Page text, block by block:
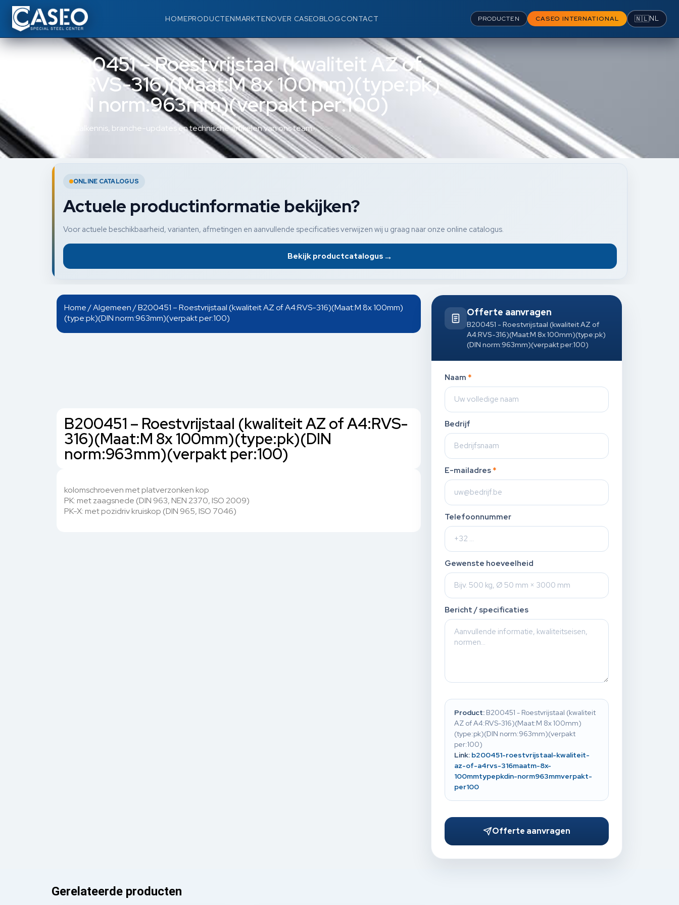
HOMEPRODUCTENMARKTENOVER CASEOBLOGCONTACT PRODUCTEN CASEO INTERNATIONAL 🇳🇱NL
B200451 – Roestvrijstaal (kwaliteit AZ of
A4:RVS-316)(Maat:M 8x 100mm)(type:pk)
(DIN norm:963mm)(verpakt per:100)
Materiaalkennis, branche-updates en technische artikelen van ons team.
ONLINE CATALOGUS
Actuele productinformatie bekijken?
Voor actuele beschikbaarheid, varianten, afmetingen en aanvullende specificaties verwijzen wij u graag naar onze online catalogus.
Bekijk productcatalogus →
Home/Algemeen/ B200451 – Roestvrijstaal (kwaliteit AZ of A4:RVS-316)(Maat:M 8x 100mm)
(type:pk)(DIN norm:963mm)(verpakt per:100)
B200451 – Roestvrijstaal (kwaliteit AZ of A4:RVS-
316)(Maat:M 8x 100mm)(type:pk)(DIN
norm:963mm)(verpakt per:100)
kolomschroeven met platverzonken kop
PK: met zaagsnede (DIN 963, NEN 2370, ISO 2009)
PK-X: met pozidriv kruiskop (DIN 965, ISO 7046)
Offerte aanvragen
B200451 - Roestvrijstaal (kwaliteit AZ of
A4:RVS-316)(Maat:M 8x 100mm)(type:pk)
(DIN norm:963mm)(verpakt per:100)
Naam *
Bedrijf
E-mailadres *
Telefoonnummer
Gewenste hoeveelheid
Bericht / specificaties
Product: B200451 - Roestvrijstaal (kwaliteit
AZ of A4:RVS-316)(Maat:M 8x 100mm)
(type:pk)(DIN norm:963mm)(verpakt
per:100)
Link: b200451-roestvrijstaal-kwaliteit-
az-of-a4rvs-316maatm-8x-
100mmtypepkdin-norm963mmverpakt-
per100
Offerte aanvragen
Gerelateerde producten